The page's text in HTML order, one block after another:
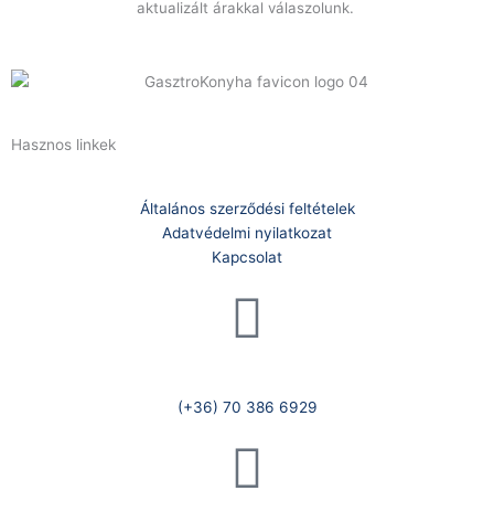
aktualizált árakkal válaszolunk.
Hasznos linkek
Általános szerződési feltételek
Adatvédelmi nyilatkozat
Kapcsolat
(+36) 70 386 6929